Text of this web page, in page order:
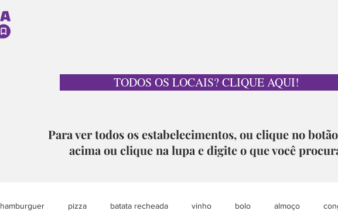
TODOS OS LOCAIS? CLIQUE AQUI!
Para ver todos os estabelecimentos, ou clique no
acima ou clique na lupa e digite o que você
hamburguer pizza batata recheada vinho bolo almoço